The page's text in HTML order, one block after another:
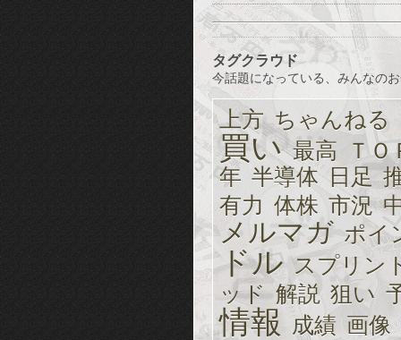
タグクラウド
今話題になっている、みんなの
上方 ちゃんねる
買い 最高
ＴＯ
年 半導体 日足
有力 体株 市況
メルマガ ポイ
ドル スプリン
ッド 解説 狙い
情報 成績 画像